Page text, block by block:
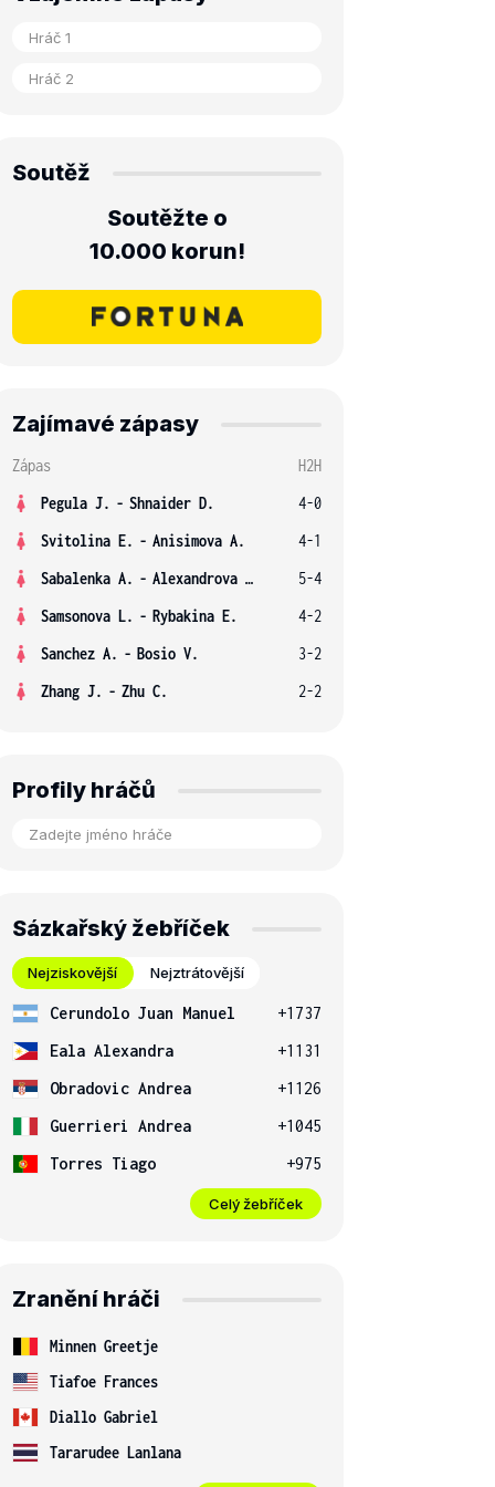
Soutěž
Soutěžte o
10.000 korun!
Zajímavé zápasy
Zápas
H2H
Pegula J. - Shnaider D.
4-0
Svitolina E. - Anisimova A.
4-1
Sabalenka A. - Alexandrova E.
5-4
Samsonova L. - Rybakina E.
4-2
Sanchez A. - Bosio V.
3-2
Zhang J. - Zhu C. 2-2
Profily hráčů
Sázkařský žebříček
Nejziskovější Nejztrátovější
Cerundolo Juan Manuel
+1737
Eala Alexandra
+1131
Obradovic Andrea
+1126
Guerrieri Andrea
+1045
Torres Tiago
+975
Celý žebříček
Zranění hráči
Minnen Greetje
Tiafoe Frances
Diallo Gabriel
Tararudee Lanlana